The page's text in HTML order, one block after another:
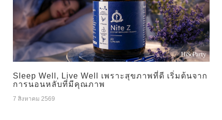
Sleep Well, Live Well เพราะสุขภาพที่ดี เริ่มต้นจาก
การนอนหลับที่มีคุณภาพ
7 สิงหาคม 2569